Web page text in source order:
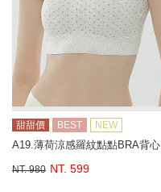
甜甜價 BEST NEW
A19.薄荷涼感羅紋點點BRA背心
NT. 980 NT. 599